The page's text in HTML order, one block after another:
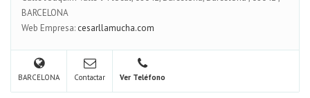
BARCELONA
Web Empresa: cesarllamucha.com
BARCELONA Contactar Ver Teléfono